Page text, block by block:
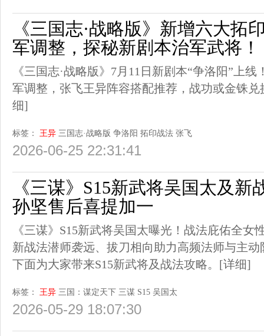
《三国志·战略版》新增六大拓
军调整，探秘新剧本治军武将！
《三国志·战略版》7月11日新剧本“争洛阳”上
军调整，张飞王异阵容搭配推荐，战功或金铢
细]
标签： 王异 三国志·战略版 争洛阳 拓印战法 张飞
2026-06-25 22:31:41
《三谋》S15新武将吴国太及新
孙坚售后喜提加一
《三谋》S15新武将吴国太曝光！战法庇佑全女
新战法潜师袭远、拔刀相向助力高频法师与主
下面为大家带来S15新武将及战法攻略。 [详细]
标签： 王异 三国：谋定天下 三谋 S15 吴国太
2026-05-29 18:07:30